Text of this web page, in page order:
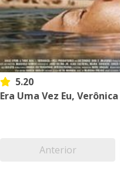
5.20
Era Uma Vez Eu, Verônica
Anterior